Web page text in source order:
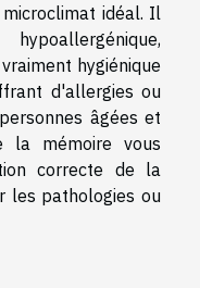
idéal. Il
hygiénique
d'allergies ou
âgées et
la mémoire vous
correcte de la
les pathologies ou